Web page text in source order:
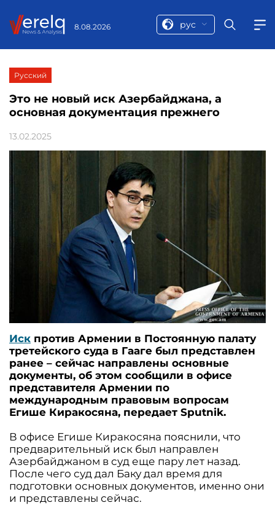
8.08.2026 рус
Русский
Это не новый иск Азербайджана, а
основная документация прежнего
13.02.2025
Иск против Армении в Постоянную палату
третейского суда в Гааге был представлен
ранее – сейчас направлены основные
документы, об этом сообщили в офисе
представителя Армении по
международным правовым вопросам
Егише Киракосяна, передает Sputnik.
В офисе Егише Киракосяна пояснили, что
предварительный иск был направлен
Азербайджаном в суд еще пару лет назад.
После чего суд дал Баку дал время для
подготовки основных документов, именно они
и представлены сейчас.